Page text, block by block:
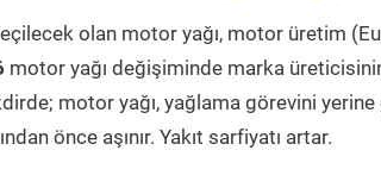
olan motor yağı, motor üretim
motor yağı değişiminde marka
motor yağı, yağlama görevini
önce aşınır. Yakıt sarfiyatı artar.